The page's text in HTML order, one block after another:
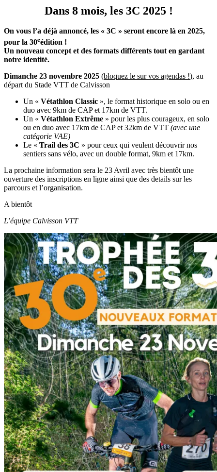
Dans 8 mois, les 3C 2025 !
On vous l’a déjà annoncé, les « 3C » seront encore là en 2025,
pour la 30eédition !
Un nouveau concept et des formats différents tout en gardant
notre identité.
Dimanche 23 novembre 2025 (bloquez le sur vos agendas !), au
départ du Stade VTT de Calvisson
Un « Vétathlon Classic », le format historique en solo ou en
duo avec 9km de CAP et 17km de VTT.
Un « Vétathlon Extrême » pour les plus courageux, en solo
ou en duo avec 17km de CAP et 32km de VTT (avec une
catégorie VAE)
Le « Trail des 3C » pour ceux qui veulent découvrir nos
sentiers sans vélo, avec un double format, 9km et 17km.
La prochaine information sera le 23 Avril avec très bientôt une
ouverture des inscriptions en ligne ainsi que des details sur les
parcours et l’organisation.
A bientôt
L’équipe Calvisson VTT